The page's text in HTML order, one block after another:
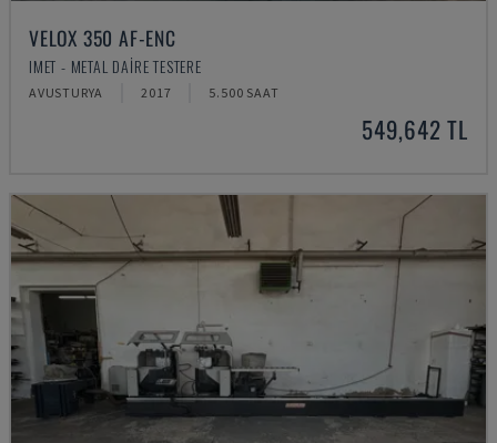
VELOX 350 AF-ENC
IMET - METAL DAIRE TESTERE
AVUSTURYA 2017 5.500 SAAT
549,642 TL